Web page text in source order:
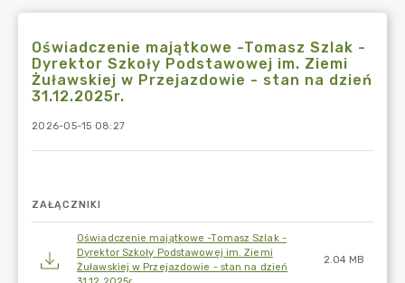
Oświadczenie majątkowe -Tomasz Szlak -
Dyrektor Szkoły Podstawowej im. Ziemi
Żuławskiej w Przejazdowie - stan na dzień
31.12.2025r.
2026-05-15 08:27
ZAŁĄCZNIKI
Oświadczenie majątkowe -Tomasz Szlak -
Dyrektor Szkoły Podstawowej im. Ziemi
Żuławskiej w Przejazdowie - stan na dzień
2.04 MB